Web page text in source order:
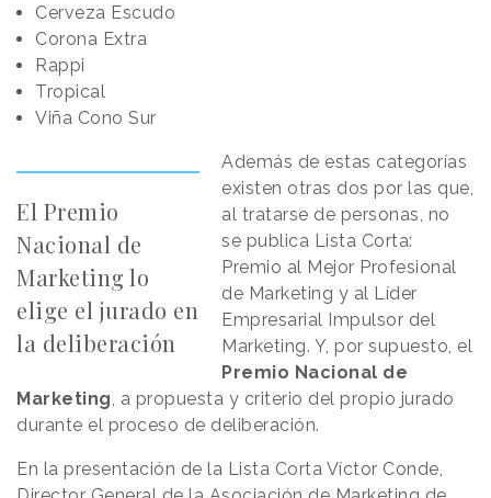
Cerveza Escudo
Corona Extra
Rappi
Tropical
Viña Cono Sur
El Premio
Nacional de
Marketing lo
elige el jurado en
la deliberación
Además de estas categorías
existen otras dos por las que,
al tratarse de personas, no
se publica Lista Corta:
Premio al Mejor Profesional
de Marketing y al Líder
Empresarial Impulsor del
Marketing. Y, por supuesto, el
Premio Nacional de
Marketing, a propuesta y criterio del propio jurado
durante el proceso de deliberación.
En la presentación de la Lista Corta Víctor Conde,